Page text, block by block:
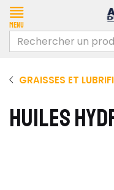
Menu
GRAISSES ET
HUILES